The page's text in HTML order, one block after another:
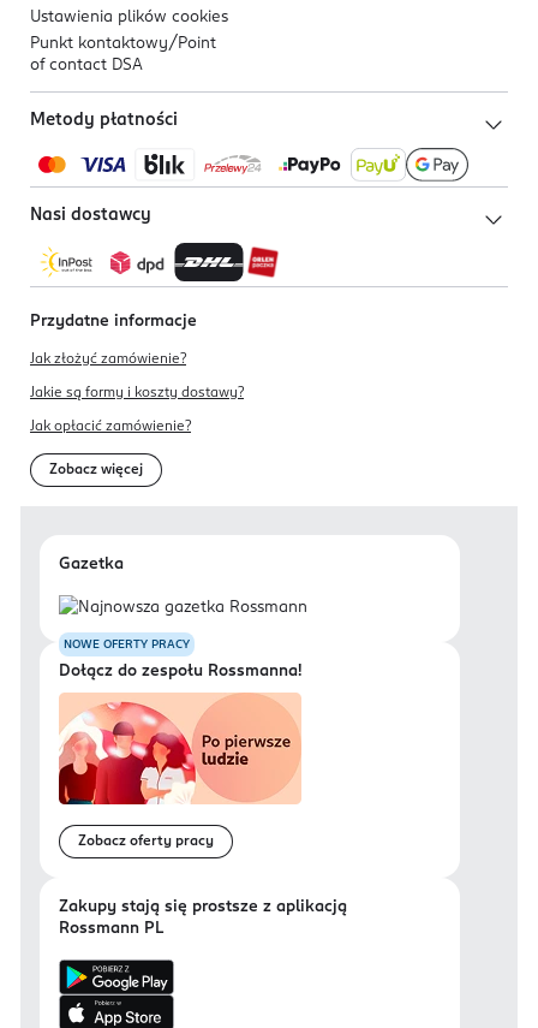
Ustawienia plików cookies
Punkt kontaktowy/ Point
of contact DSA
Metody płatności
Nasi dostawcy
Przydatne informacje
Jak złożyć zamówienie?
Jakie są formy i koszty dostawy?
Jak opłacić zamówienie?
Zobacz więcej
Gazetka
NOWE OFERTY PRACY
Dołącz do zespołu Rossmanna!
Zobacz oferty pracy
Zakupy stają się prostsze z aplikacją
Rossmann PL